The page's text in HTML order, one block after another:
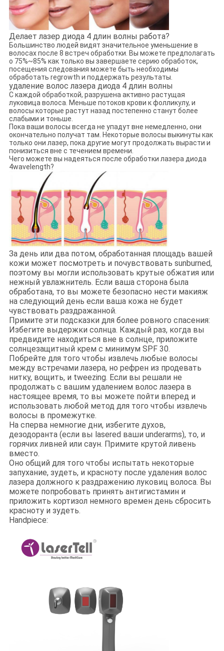
Делает лазер диода 4 длин волны работа?
Большинство людей видят значительное уменьшение в
волосах после 8 встреч обработки. Вы можете предполагать
о 75%~85% как только вы завершаете серию обработок,
посещения следования можете быть необходимы
обработать regrowth и поддержать результаты.
удаление волос лазера диода 4 длин волны
С каждой обработкой, разрушена активно растущая
луковица волоса. Меньше потоков крови к фолликулу, и
волосы которые растут назад постепенно станут более
слабыми и тоньше.
Пока ваши волосы всегда не упадут вне немедленно, они
окончательно получат там. Некоторые волосы выкинуты как
только они лазер, пока другие могут продолжать вырасти и
понизиться вне с течением времени.
Чего можете вы надеяться после обработки лазера диода
4wavelength?
За день или два потом, обработанная площадь вашей
кожи может посмотреть и почувствовать sunburned,
поэтому вы могли использовать крутые обжатия или
нежный увлажнитель. Если ваша сторона была
обработана, то вы можете безопасно нести макияж
на следующий день если ваша кожа не будет
чувствовать раздражанной.
Примите эти подсказки для более ровного спасения:
Избегите выдержки солнца. Каждый раз, когда вы
предвидите находиться вне в солнце, приложите
солнцезащитный крем с минимум SPF 30.
Побрейте для того чтобы извлечь любые волосы
между встречами лазера, но рефрен из продевать
нитку, вощить, и tweezing. Если вы решали не
продолжать с вашим удалением волос лазера в
настоящее время, то вы можете пойти вперед и
использовать любой метод для того чтобы извлечь
волосы в промежутке.
На сперва немногие дни, избегите духов,
дезодоранта (если вы lasered ваши underarms), то, и
горячих ливней или саун. Примите крутой ливень
вместо.
Оно общий для того чтобы испытать некоторые
запухание, зудеть, и красноту после удаления волос
лазера должного к раздражению луковиц волоса. Вы
можете попробовать принять антигистамин и
приложить кортизол немного времен день сбросить
красноту и зудеть.
Handpiece: